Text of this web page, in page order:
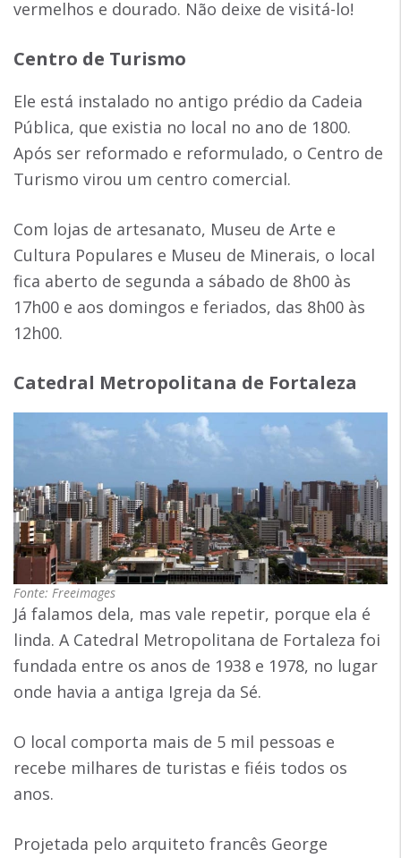
vermelhos e dourado. Não deixe de visitá-lo!
Centro de Turismo
Ele está instalado no antigo prédio da Cadeia
Pública, que existia no local no ano de 1800.
Após ser reformado e reformulado, o Centro de
Turismo virou um centro comercial.
Com lojas de artesanato, Museu de Arte e
Cultura Populares e Museu de Minerais, o local
fica aberto de segunda a sábado de 8h00 às
17h00 e aos domingos e feriados, das 8h00 às
12h00.
Catedral Metropolitana de Fortaleza
Fonte: Freeimages
Já falamos dela, mas vale repetir, porque ela é
linda. A Catedral Metropolitana de Fortaleza foi
fundada entre os anos de 1938 e 1978, no lugar
onde havia a antiga Igreja da Sé.
O local comporta mais de 5 mil pessoas e
recebe milhares de turistas e fiéis todos os
anos.
Projetada pelo arquiteto francês George